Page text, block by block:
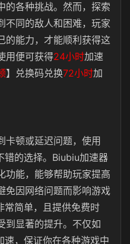
的各种挑战。然而，探索
不同的敌人和困难，玩家
的能力，才能顺利获得这
用便可获得24小时加速
】兑换码兑换72小时加
卡顿或延迟问题，使用
错的选择。Biubiu加速器
功能，能够帮助玩家提高
免因网络问题而影响游戏
常简单，且提供免费时
到显著的提升。不仅如
速，保证你在各种游戏中